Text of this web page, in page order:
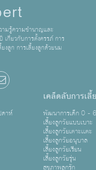
มรู้ความชำนาญและ
กี่ยวกับการตั้งครรภ์ การ
งลูก การเลี้ยงลูกด้วยนม
าห์
เคล็ดลับการเลี้
พัฒนาการเด็ก 0 -
เลี้ยงลูกวัยแบบเบาะ
เลี้ยงลูกวัยเตาะเเตะ
เลี้ยงลูกวัยอนุบาล
เลี้ยงลูกวัยเรียน
เลี้ยงลูกวัยรุ่น
สุขภาพลูกรัก